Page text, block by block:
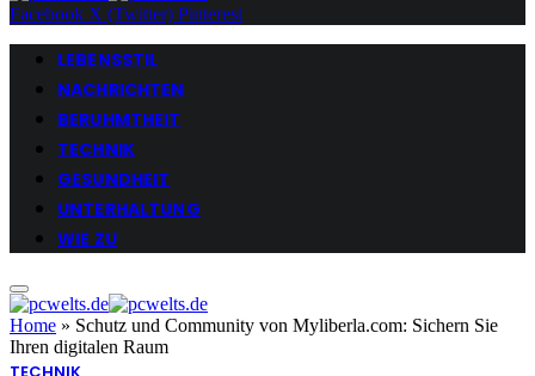
Facebook X (Twitter) Pinterest
LEBENSSTIL
NACHRICHTEN
BERUHMTHEIT
TECHNIK
GESUNDHEIT
UNTERHALTUNG
WIE ZU
Home » Schutz und Community von Myliberla.com: Sichern Sie
Ihren digitalen Raum
TECHNIK